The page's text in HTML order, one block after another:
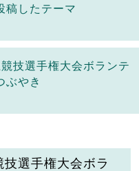
稿したテーマ
技選手権大会ボランテ
ぶやき
選手権大会ボラ